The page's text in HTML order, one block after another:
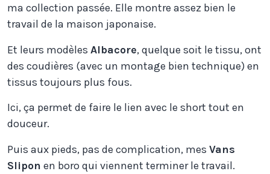
ma collection passée. Elle montre assez bien le
travail de la maison japonaise.
Et leurs modèles Albacore, quelque soit le tissu, ont
des coudières (avec un montage bien technique) en
tissus toujours plus fous.
Ici, ça permet de faire le lien avec le short tout en
douceur.
Puis aux pieds, pas de complication, mes Vans
Slipon en boro qui viennent terminer le travail.